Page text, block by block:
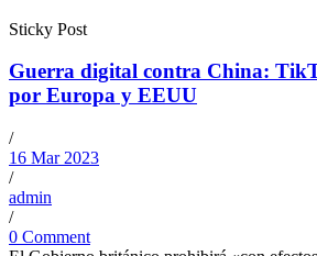
Sticky Post
Guerra digital contra China:
por Europa y EEUU
/
16 Mar 2023
/
admin
/
0 Comment